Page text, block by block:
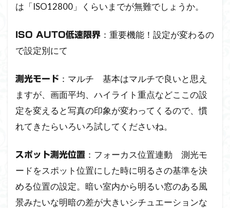
は「ISO12800」くらいまでが無難でしょうか。
ISO AUTO低速限界 ：重要機能！設定が変わるの
で設定別にて
測光モード ：マルチ 基本はマルチで良いと思え
ますが、画面平均、ハイライト重点などここの設
定を変えると写真の印象が変わってくるので、慣
れてきたらいろいろ試してくださいね。
スポット測光位置 ：フォーカス位置連動 測光モ
ードをスポット位置にした時に明るさの基準を決
める位置の設定。暗い室内から明るい窓のある風
景みたいな明暗の差が大きいシチュエーションな